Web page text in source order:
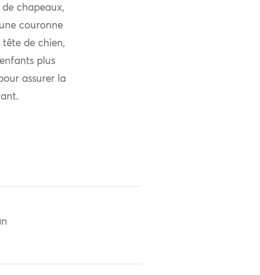
chapeaux,
couronne
de chien,
plus
assurer la